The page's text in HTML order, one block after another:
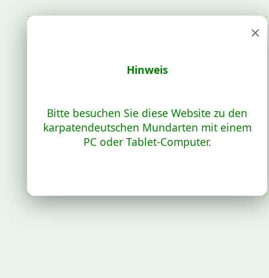
×
Hinweis
Bitte besuchen Sie diese Website zu den
karpatendeutschen Mundarten mit einem
PC oder Tablet-Computer.